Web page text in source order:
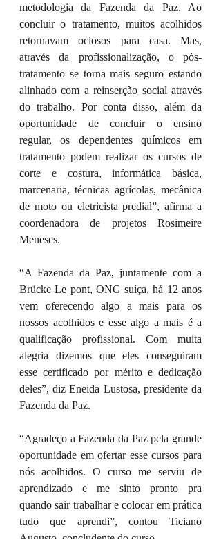
metodologia da Fazenda da Paz. Ao
concluir o tratamento, muitos acolhidos
retornavam ociosos para casa. Mas,
através da profissionalização, o pós-
tratamento se torna mais seguro estando
alinhado com a reinserção social através
do trabalho. Por conta disso, além da
oportunidade de concluir o ensino
regular, os dependentes químicos em
tratamento podem realizar os cursos de
corte e costura, informática básica,
marcenaria, técnicas agrícolas, mecânica
de moto ou eletricista predial”, afirma a
coordenadora de projetos Rosimeire
Meneses.
“A Fazenda da Paz, juntamente com a
Brücke Le pont, ONG suíça, há 12 anos
vem oferecendo algo a mais para os
nossos acolhidos e esse algo a mais é a
qualificação profissional. Com muita
alegria dizemos que eles conseguiram
esse certificado por mérito e dedicação
deles”, diz Eneida Lustosa, presidente da
Fazenda da Paz.
“Agradeço a Fazenda da Paz pela grande
oportunidade em ofertar esse cursos para
nós acolhidos. O curso me serviu de
aprendizado e me sinto pronto pra
quando sair trabalhar e colocar em prática
tudo que aprendi”, contou Ticiano